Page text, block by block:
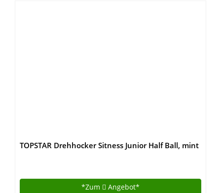
TOPSTAR Drehhocker Sitness Junior Half Ball, mint
*Zum Angebot*